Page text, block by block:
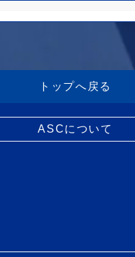
トップへ戻る
ASCについて